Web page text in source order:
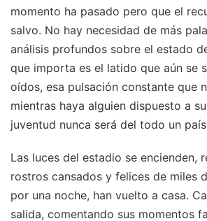
momento ha pasado pero que el
salvo. No hay necesidad de más
análisis profundos sobre el estado
que importa es el latido que aún se
oídos, esa pulsación constante que
mientras haya alguien dispuesto a
juventud nunca será del todo un
Las luces del estadio se encienden,
rostros cansados y felices de miles
por una noche, han vuelto a casa.
salida, comentando sus momentos